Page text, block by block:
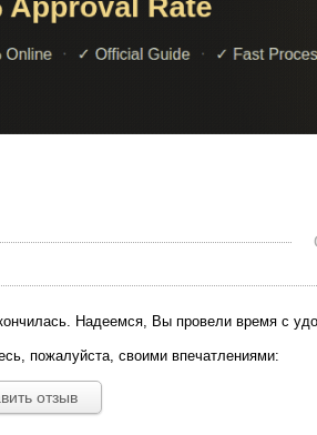
Надеемся, Вы провели время с
пожалуйста, своими впечатлениями:
отзыв